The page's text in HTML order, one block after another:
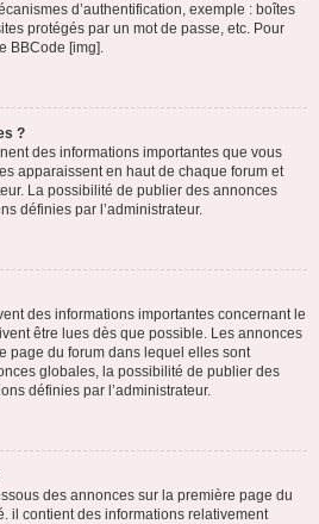
d’authentification, exemple : boîtes
protégés par un mot de passe, etc. Pour
BBCode [img].
?
des informations importantes que vous
apparaissent en haut de chaque forum et
La possibilité de publier des annonces
définies par l’administrateur.
des informations importantes concernant le
être lues dès que possible. Les annonces
page du forum dans lequel elles sont
globales, la possibilité de publier des
définies par l’administrateur.
des annonces sur la première page du
il contient des informations relativement